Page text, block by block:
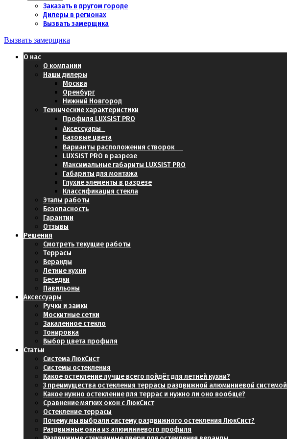
Заказать в другом городе
Дилеры в регионах
Вызвать замерщика
Вызвать замерщика
О нас
О компании
Наши дилеры
Москва
Оренбург
Нижний Новгород
Технические характеристики
Профиля LUXSIST PRO
Аксессуары
Базовые цвета
Варианты расположения створок
LUXSIST PRO в разрезе
Максимальные габариты LUXSIST PRO
Габариты для монтажа
Глухие элементы в разрезе
Классификация стекла
Этапы работы
Безопасность
Гарантии
Отзывы
Решения
Смотреть текущие работы
Террасы
Веранды
Летние кухни
Беседки
Павильоны
Аксессуары
Ручки и замки
Москитные сетки
Закаленное стекло
Тонировка
Выбор цвета профиля
Статьи
Система ЛюкСист
Системы остекления
Какое остекление лучше всего пойдёт для летней кухни?
3 преимущества остекления террасы раздвижной алюминиевой системой
Какое нужно остекление для террас и нужно ли оно вообще?
Сравнение мягких окон с ЛюкСист
Остекление террасы
Почему мы выбрали систему раздвижного остекления ЛюкСист?
Раздвижные окна из алюминиевого профиля